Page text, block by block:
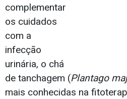
complementar
os cuidados
com a
infecção
urinária, o chá
de tanchagem (Plantago
mais conhecidas na